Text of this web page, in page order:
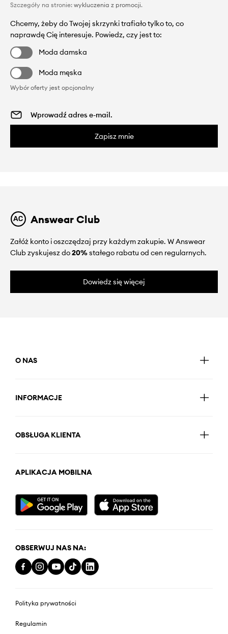
Szczegóły na stronie: wykluczenia z promocji.
Chcemy, żeby do Twojej skrzynki trafiało tylko to, co
naprawdę Cię interesuje. Powiedz, czy jest to:
Moda damska
Moda męska
Wybór oferty jest opcjonalny
Zapisz mnie
Answear Club
Załóż konto i oszczędzaj przy każdym zakupie. W Answear
Club zyskujesz do20%stałego rabatu od cen regularnych.
Dowiedz się więcej
O NAS
INFORMACJE
OBSŁUGA KLIENTA
APLIKACJA MOBILNA
OBSERWUJ NAS NA:
Polityka prywatności
Regulamin